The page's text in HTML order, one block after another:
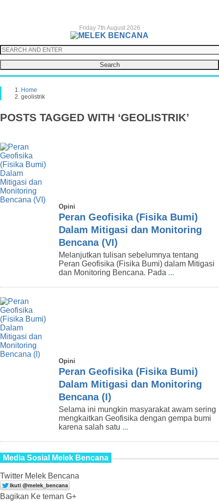
Friday 7th August 2026
Search
Home
geolistrik
POSTS TAGGED WITH ‘GEOLISTRIK’
Opini
Peran Geofisika (Fisika Bumi)
Dalam Mitigasi dan Monitoring
Bencana (VI)
Melanjutkan tulisan sebelumnya tentang
Peran Geofisika (Fisika Bumi) dalam Mitigasi
dan Monitoring Bencana. Pada ...
Opini
Peran Geofisika (Fisika Bumi)
Dalam Mitigasi dan Monitoring
Bencana (I)
Selama ini mungkin masyarakat awam sering
mengkaitkan Geofisika dengan gempa bumi
karena salah satu ...
Media Sosial Melek Bencana
Twitter Melek Bencana
Bagikan Ke teman G+